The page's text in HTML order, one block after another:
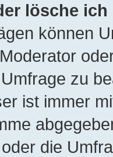
lösche
können
zu
ist immer
die